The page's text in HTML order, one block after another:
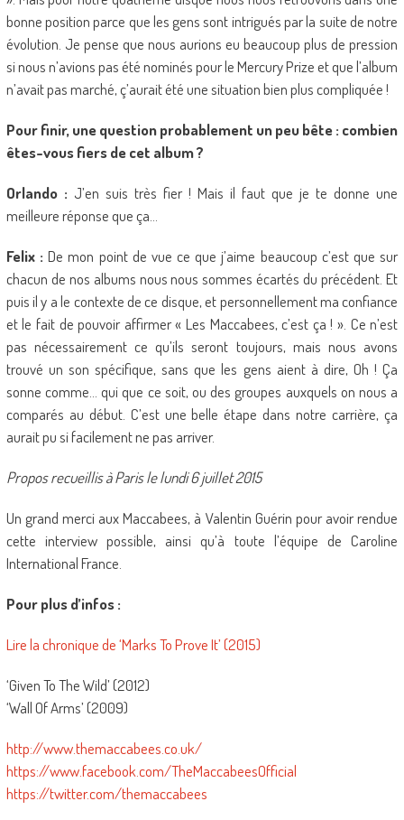
bonne position parce que les gens sont intrigués par la suite de notre
évolution. Je pense que nous aurions eu beaucoup plus de pression
si nous n’avions pas été nominés pour le Mercury Prize et que l’album
n’avait pas marché, ç’aurait été une situation bien plus compliquée !
Pour finir, une question probablement un peu bête : combien
êtes-vous fiers de cet album ?
Orlando : J’en suis très fier ! Mais il faut que je te donne une
meilleure réponse que ça…
Felix : De mon point de vue ce que j’aime beaucoup c’est que sur
chacun de nos albums nous nous sommes écartés du précédent. Et
puis il y a le contexte de ce disque, et personnellement ma confiance
et le fait de pouvoir affirmer « Les Maccabees, c’est ça ! ». Ce n’est
pas nécessairement ce qu’ils seront toujours, mais nous avons
trouvé un son spécifique, sans que les gens aient à dire, Oh ! Ça
sonne comme… qui que ce soit, ou des groupes auxquels on nous a
comparés au début. C’est une belle étape dans notre carrière, ça
aurait pu si facilement ne pas arriver.
Propos recueillis à Paris le lundi 6 juillet 2015
Un grand merci aux Maccabees, à Valentin Guérin pour avoir rendue
cette interview possible, ainsi qu’à toute l’équipe de Caroline
International France.
Pour plus d’infos :
Lire la chronique de ‘Marks To Prove It’ (2015)
‘Given To The Wild’ (2012)
‘Wall Of Arms’ (2009)
http://www.themaccabees.co.uk/
https://www.facebook.com/TheMaccabeesOfficial
https://twitter.com/themaccabees